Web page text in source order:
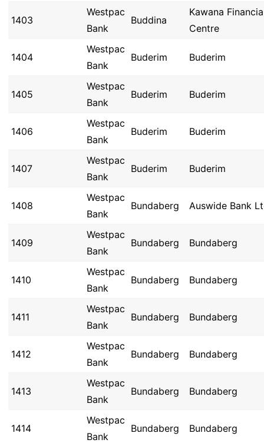
1403
Westpac
Bank
Buddina
Kawana
Centre
1404
Westpac
Bank
Buderim Buderim
1405
Westpac
Bank
Buderim Buderim
1406
Westpac
Bank
Buderim Buderim
1407
Westpac
Bank
Buderim Buderim
1408
Westpac
Bank
Bundaberg Auswide Bank
1409
Westpac
Bank
Bundaberg Bundaberg
1410
Westpac
Bank
Bundaberg Bundaberg
1411
Westpac
Bank
Bundaberg Bundaberg
1412
Westpac
Bank
Bundaberg Bundaberg
1413
Westpac
Bank
Bundaberg Bundaberg
1414
Westpac
Bank
Bundaberg Bundaberg